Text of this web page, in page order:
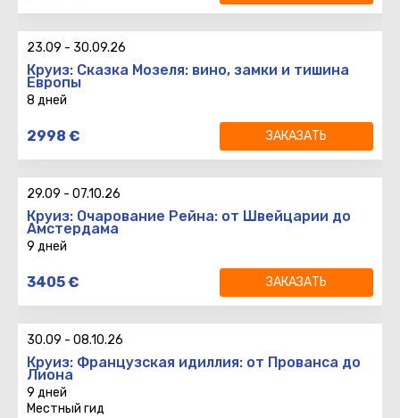
Вылет:
23.09 - 30.09.26
Круиз: Сказка Мозеля: вино, замки и тишина
Европы
8 дней
Вылет:
7 ночей
2998 € ЗАКАЗАТЬ
29.09 - 07.10.26
Круиз: Очарование Рейна: от Швейцарии до
Амстердама
9 дней
Вылет:
8 ночей
3405€ ЗАКАЗАТЬ
30.09 - 08.10.26
Круиз: Французская идиллия: от Прованса до
Лиона
9 дней
Местный гид